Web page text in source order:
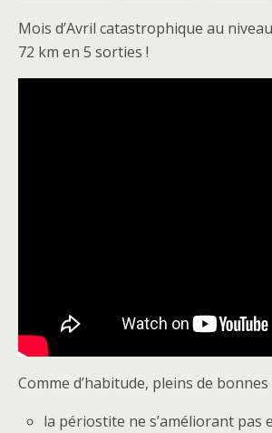
Mois d’Avril catastrophique au
72 km en 5 sorties !
Comme d’habitude, pleins de bonnes
la périostite ne s’améliorant pas